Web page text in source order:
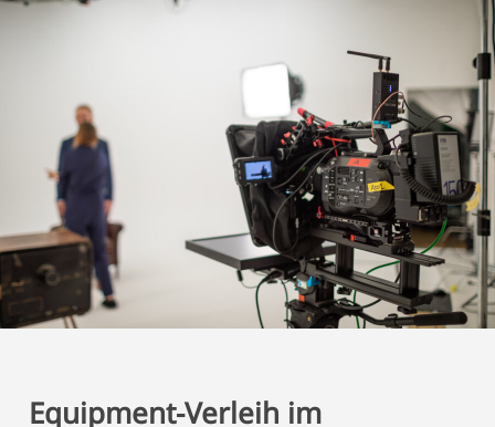
Equipment-Verleih im